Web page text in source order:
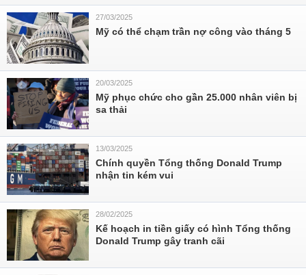
27/03/2025
Mỹ có thể chạm trần nợ công vào tháng 5
20/03/2025
Mỹ phục chức cho gần 25.000 nhân viên bị
sa thải
13/03/2025
Chính quyền Tổng thống Donald Trump
nhận tin kém vui
28/02/2025
Kế hoạch in tiền giấy có hình Tổng thống
Donald Trump gây tranh cãi